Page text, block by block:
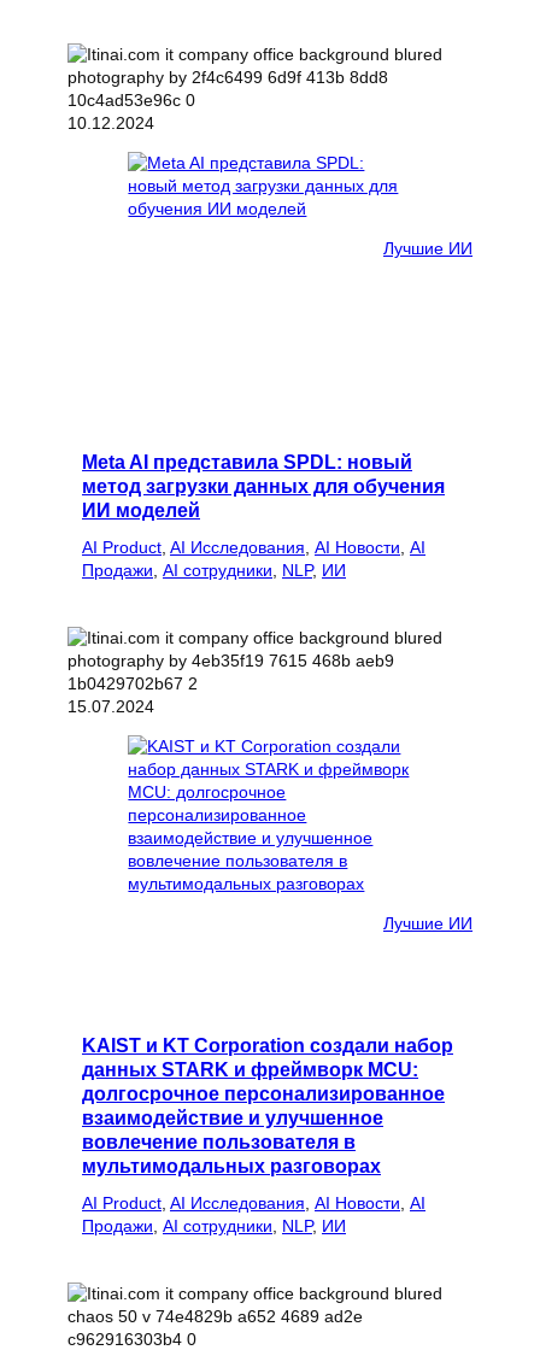
10.12.2024
Лучшие ИИ
Meta AI представила SPDL: новый
метод загрузки данных для обучения
ИИ моделей
AI Product AI Исследования AI Новости AI
Продажи AI сотрудники NLP, ИИ
15.07.2024
Лучшие ИИ
KAIST и KT Corporation создали набор
данных STARK и фреймворк MCU:
долгосрочное персонализированное
взаимодействие и улучшенное
вовлечение пользователя в
мультимодальных разговорах
AI Product AI Исследования AI Новости AI
Продажи AI сотрудники NLP, ИИ